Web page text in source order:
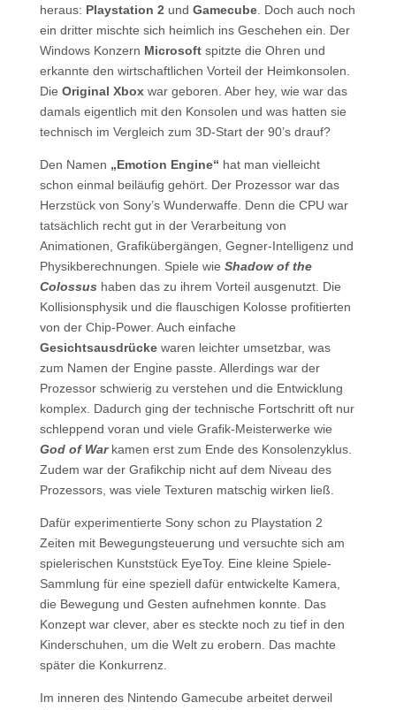
heraus: Playstation 2 und Gamecube. Doch auch noch
ein dritter mischte sich heimlich ins Geschehen ein. Der
Windows Konzern Microsoftspitzte die Ohren und
erkannte den wirtschaftlichen Vorteil der Heimkonsolen.
Die Original Xboxwar geboren. Aber hey, wie war das
damals eigentlich mit den Konsolen und was hatten sie
technisch im Vergleich zum 3D-Start der 90’s drauf?
Den Namen „Emotion Engine“ hat man vielleicht
schon einmal beiläufig gehört. Der Prozessor war das
Herzstück von Sony’s Wunderwaffe. Denn die CPU war
tatsächlich recht gut in der Verarbeitung von
Animationen, Grafikübergängen, Gegner-Intelligenz und
Physikberechnungen. Spiele wie Shadow of the
Colossushaben das zu ihrem Vorteil ausgenutzt. Die
Kollisionsphysik und die flauschigen Kolosse profitierten
von der Chip-Power. Auch einfache
Gesichtsausdrückewaren leichter umsetzbar, was
zum Namen der Engine passte. Allerdings war der
Prozessor schwierig zu verstehen und die Entwicklung
komplex. Dadurch ging der technische Fortschritt oft nur
schleppend voran und viele Grafik-Meisterwerke wie
God of Warkamen erst zum Ende des Konsolenzyklus.
Zudem war der Grafikchip nicht auf dem Niveau des
Prozessors, was viele Texturen matschig wirken ließ.
Dafür experimentierte Sony schon zu Playstation 2
Zeiten mit Bewegungsteuerung und versuchte sich am
spielerischen Kunststück EyeToy. Eine kleine Spiele-
Sammlung für eine speziell dafür entwickelte Kamera,
die Bewegung und Gesten aufnehmen konnte. Das
Konzept war clever, aber es steckte noch zu tief in den
Kinderschuhen, um die Welt zu erobern. Das machte
später die Konkurrenz.
Im inneren des Nintendo Gamecube arbeitet derweil